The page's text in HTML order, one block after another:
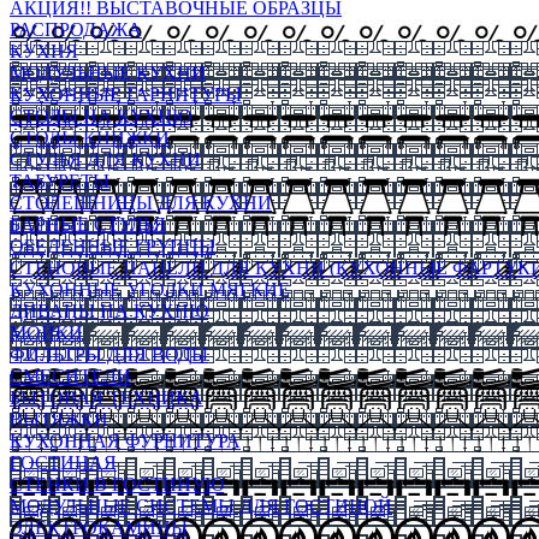
АКЦИЯ!! ВЫСТАВОЧНЫЕ ОБРАЗЦЫ
РАСПРОДАЖА
КУХНЯ
МОДУЛЬНЫЕ КУХНИ
КУХОННЫЕ ГАРНИТУРЫ
СТОЛЫ НА КУХНЮ
СТОЛЫ КНИЖКИ
СТУЛЬЯ ДЛЯ КУХНИ
ТАБУРЕТЫ
СТОЛЕШНИЦЫ ДЛЯ КУХНИ
БАРНЫЕ СТУЛЬЯ
ОБЕДЕННЫЕ ГРУППЫ
СТЕНОВЫЕ ПАНЕЛИ ДЛЯ КУХНИ (КУХОННЫЕ
КУХОННЫЕ УГОЛКИ МЯГКИЕ
ДИВАНЫ НА КУХНЮ
МОЙКИ
ФИЛЬТРЫ ДЛЯ ВОДЫ
СМЕСИТЕЛИ
БЫТОВАЯ ТЕХНИКА
ВЫТЯЖКИ
КУХОННАЯ ФУРНИТУРА
ГОСТИНАЯ
СТЕНКИ В ГОСТИНУЮ
МОДУЛЬНЫЕ СИСТЕМЫ ДЛЯ ГОСТИНОЙ
ЭЛЕКТРОКАМИНЫ